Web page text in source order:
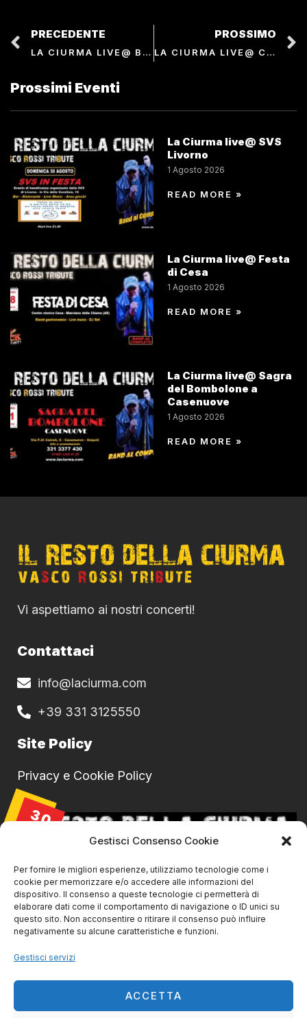
Gestisci Consenso Cookie
Per fornire le migliori esperienze, utilizziamo tecnologie come i
cookie per memorizzare e/o accedere alle informazioni del
dispositivo. Il consenso a queste tecnologie ci permetterà di
elaborare dati come il comportamento di navigazione o ID unici su
questo sito. Non acconsentire o ritirare il consenso può influire
negativamente su alcune caratteristiche e funzioni.
Gestisci servizi
ACCETTA
PRECEDENTE
LA CIURMA LIVE@ BAMBOLO LIVE MUSIC
PROSSIMO
LA CIURMA LIVE@ CIRCOLO COTETO
Prossimi Eventi
La Ciurma live@ SVS
Livorno
1 Agosto 2026
READ MORE »
La Ciurma live@ Festa
di Cesa
1 Agosto 2026
READ MORE »
La Ciurma live@ Sagra
del Bombolone a
Casenuove
1 Agosto 2026
READ MORE »
Vi aspettiamo ai nostri concerti!
Contattaci
info@laciurma.com
+39 331 3125550
Site Policy
Privacy e Cookie Policy
30